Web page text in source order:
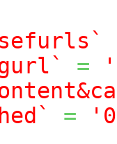
=
=